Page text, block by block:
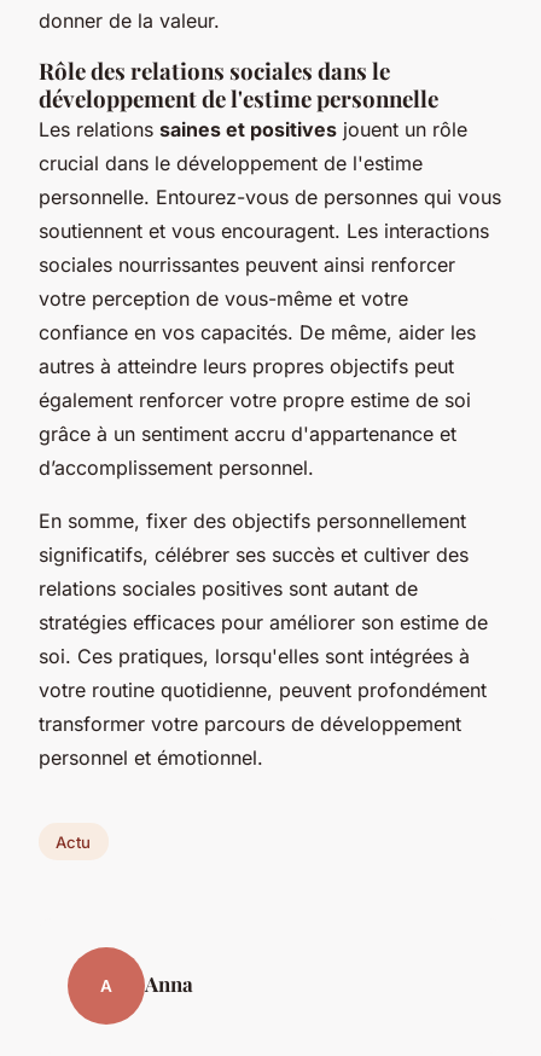
donner de la valeur.
Rôle des relations sociales dans le
développement de l'estime personnelle
Les relations saines et positives jouent un rôle
crucial dans le développement de l'estime
personnelle. Entourez-vous de personnes qui vous
soutiennent et vous encouragent. Les interactions
sociales nourrissantes peuvent ainsi renforcer
votre perception de vous-même et votre
confiance en vos capacités. De même, aider les
autres à atteindre leurs propres objectifs peut
également renforcer votre propre estime de soi
grâce à un sentiment accru d'appartenance et
d’accomplissement personnel.
En somme, fixer des objectifs personnellement
significatifs, célébrer ses succès et cultiver des
relations sociales positives sont autant de
stratégies efficaces pour améliorer son estime de
soi. Ces pratiques, lorsqu'elles sont intégrées à
votre routine quotidienne, peuvent profondément
transformer votre parcours de développement
personnel et émotionnel.
Actu
A Anna